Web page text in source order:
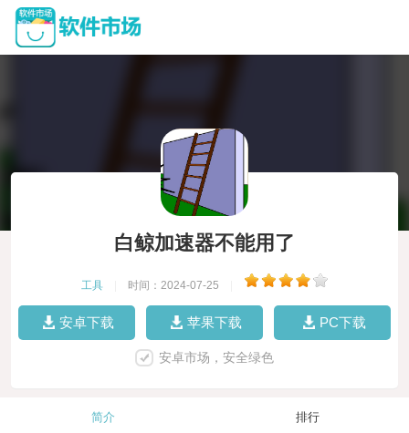
白鲸加速器不能用了
工具 时间：2024-07-25
安卓下载 苹果下载 PC下载
安卓市场，安全绿色
简介 排行